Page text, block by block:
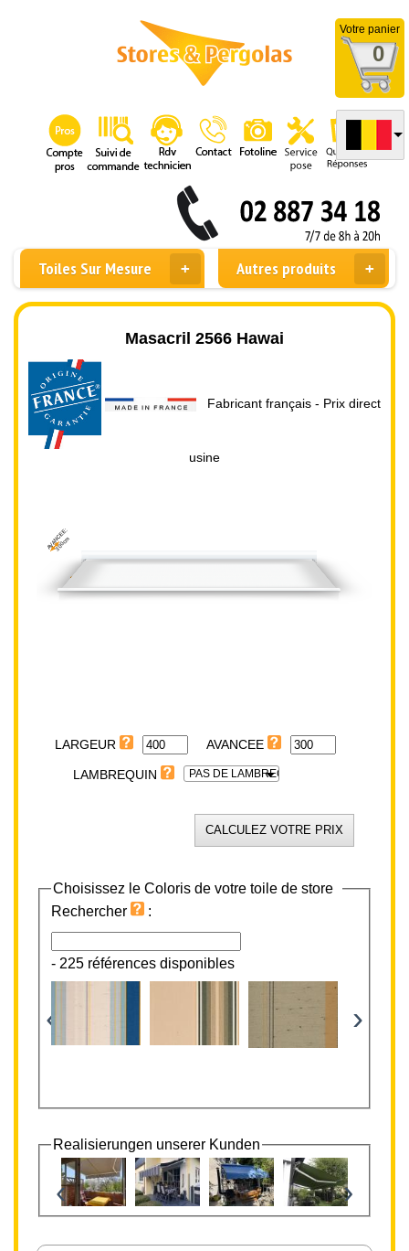
Votre panier
0
Toiles Sur Mesure Autres produits
Masacril 2566 Hawai
Fabricant français - Prix direct
usine
AVANCEE:
300cm
LARGEUR
LAMBREQUIN PAS DE LAMBREQUIN
Choisissez le Coloris de votre toile de store
Rechercher
:
- 225 références disponibles
‹ ›
Realisierungen unserer Kunden
‹ ›